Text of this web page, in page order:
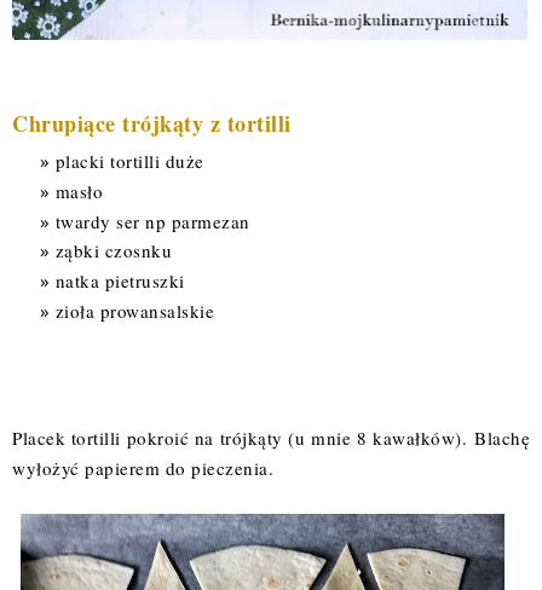
Chrupiące trójkąty z tortilli
placki tortilli duże
masło
twardy ser np parmezan
ząbki czosnku
natka pietruszki
zioła prowansalskie
Placek tortilli pokroić na trójkąty (u mnie 8 kawałków). Blachę
wyłożyć papierem do pieczenia.